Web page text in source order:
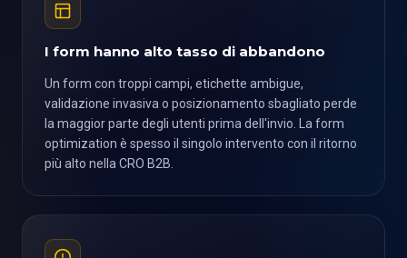
I form hanno alto tasso di abbandono
Un form con troppi campi, etichette ambigue,
validazione invasiva o posizionamento sbagliato perde
la maggior parte degli utenti prima dell'invio. La form
optimization è spesso il singolo intervento con il ritorno
più alto nella CRO B2B.